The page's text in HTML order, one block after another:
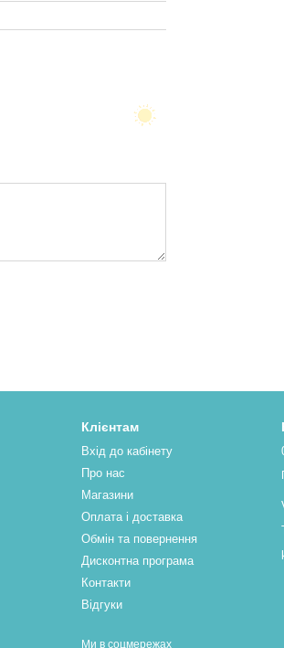
Клієнтам
Вхід до кабінету
Про нас
Магазини
Оплата і доставка
Обмін та повернення
Дисконтна програма
Контакти
Відгуки
Ми в соцмережах